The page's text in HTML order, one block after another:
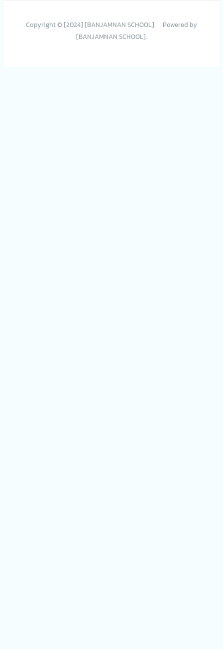
Copyright © [2024] [BANJAMNAN SCHOOL]. Powered by
[BANJAMNAN SCHOOL].